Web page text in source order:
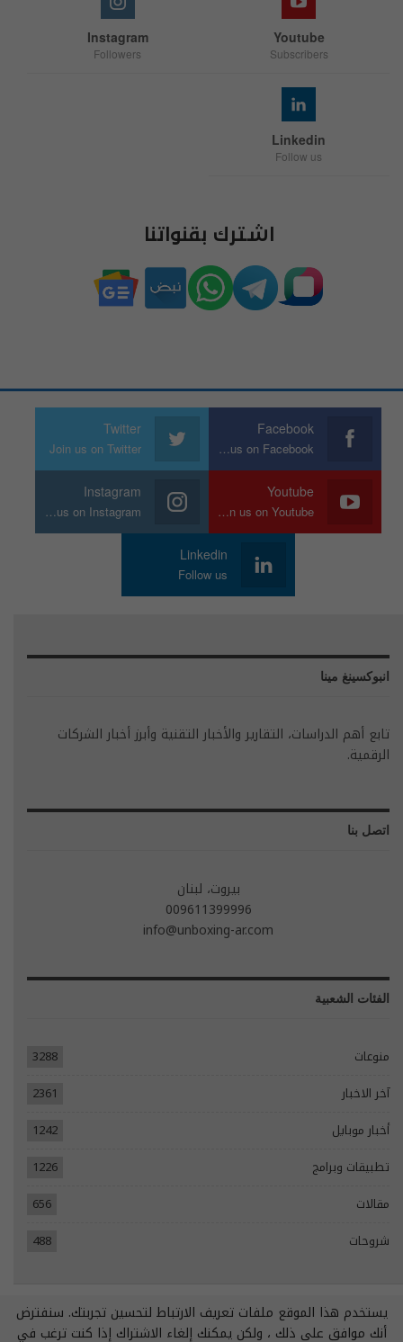
Youtube
Subscribers
Instagram
Followers
Linkedin
Follow us
اشترك بقنواتنا
Facebook
Join us on Facebook
Twitter
Join us on Twitter
Youtube
Join us on Youtube
Instagram
Join us on Instagram
Linkedin
Follow us
انبوكسينغ مينا
تابع أهم الدراسات، التقارير والأخبار التقنية وأبرز أخبار الشركات
الرقمية.
اتصل بنا
بيروت، لبنان
009611399996
info@unboxing-ar.com
الفئات الشعبية
منوعات
3288
آخر الاخبار
2361
أخبار موبايل
1242
تطبيقات وبرامج
1226
مقالات
656
شروحات
488
© 2026 - جميع الحقوق محفوظة.
يستخدم هذا الموقع ملفات تعريف الارتباط لتحسين تجربتك. سنفترض
أنك موافق على ذلك ، ولكن يمكنك إلغاء الاشتراك إذا كنت ترغب في